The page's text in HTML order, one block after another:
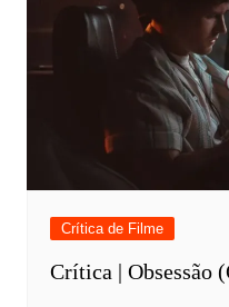
Crítica de Filme
Crítica | Obsessão